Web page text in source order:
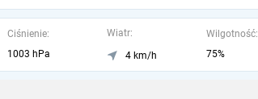
Ciśnienie:
1003 hPa
Wiatr:
4 km/h
Wilgotność:
75%